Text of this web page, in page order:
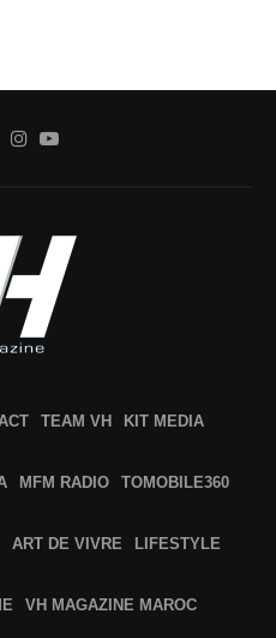
TEAM VH KIT MEDIA
MFM RADIO TOMOBILE360
ART DE VIVRE LIFESTYLE
VH MAGAZINE MAROC